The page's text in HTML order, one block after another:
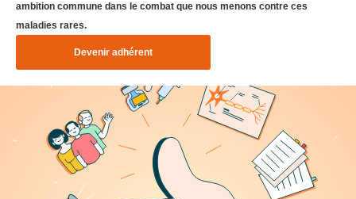
ambition commune dans le combat que nous menons contre ces
maladies rares.
Devenir adhérent